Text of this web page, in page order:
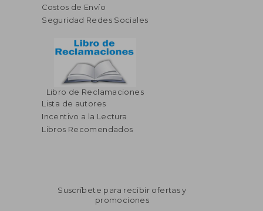
Costos de Envío
Seguridad Redes Sociales
Libro de Reclamaciones
Lista de autores
Incentivo a la Lectura
Libros Recomendados
Suscríbete para recibir ofertas y
promociones